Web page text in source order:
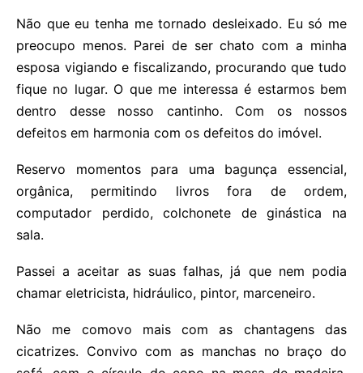
Não que eu tenha me tornado desleixado. Eu só me
preocupo menos. Parei de ser chato com a minha
esposa vigiando e fiscalizando, procurando que tudo
fique no lugar. O que me interessa é estarmos bem
dentro desse nosso cantinho. Com os nossos
defeitos em harmonia com os defeitos do imóvel.
Reservo momentos para uma bagunça essencial,
orgânica, permitindo livros fora de ordem,
computador perdido, colchonete de ginástica na
sala.
Passei a aceitar as suas falhas, já que nem podia
chamar eletricista, hidráulico, pintor, marceneiro.
Não me comovo mais com as chantagens das
cicatrizes. Convivo com as manchas no braço do